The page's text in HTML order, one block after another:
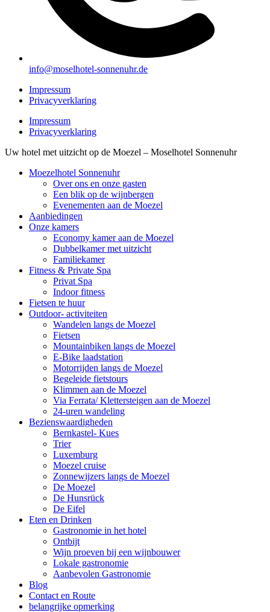
info@moselhotel-sonnenuhr.de
Impressum
Privacyverklaring
Impressum
Privacyverklaring
Uw hotel met uitzicht op de Moezel – Moselhotel Sonnenuhr
Moezelhotel Sonnenuhr
Over ons en onze gasten
Een blik op de wijnbergen
Evenementen aan de Moezel
Aanbiedingen
Onze kamers
Economy kamer aan de Moezel
Dubbelkamer met uitzicht
Familiekamer
Fitness & Private Spa
Privat Spa
Indoor fitness
Fietsen te huur
Outdoor- activiteiten
Wandelen langs de Moezel
Fietsen
Mountainbiken langs de Moezel
E-Bike laadstation
Motorrijden langs de Moezel
Begeleide fietstours
Klimmen aan de Moezel
Via Ferrata/ Klettersteigen aan de Moezel
24-uren wandeling
Bezienswaardigheden
Bernkastel- Kues
Trier
Luxemburg
Moezel cruise
Zonnewijzers langs de Moezel
De Moezel
De Hunsrück
De Eifel
Eten en Drinken
Gastronomie in het hotel
Ontbijt
Wijn proeven bij een wijnbouwer
Lokale gastronomie
Aanbevolen Gastronomie
Blog
Contact en Route
belangrijke opmerking